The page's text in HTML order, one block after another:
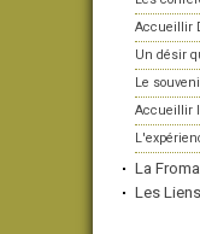
Accueillir
Un désir
Le
Accueillir
La
Les Liens